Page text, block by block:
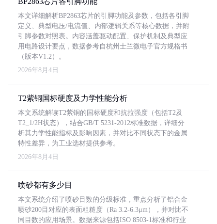
本文详细解析BP2863芯片的引脚功能及参数，包括各引脚
定义、典型电压/电流值、内部逻辑关系等核心数据，并附
引脚参数对照表。内容涵盖驱动配置、保护机制及典型应
用电路设计要点，数据参考自杭州士兰微电子官方规格书
（版本V1.2）。
2026年8月4日
T2紫铜国标硬度及力学性能分析
本文系统解读T2紫铜的国标硬度和抗拉强度（包括T2及
T2_1/2H状态），结合GB/T 5231-2012标准数据，详细分
析其力学性能指标及影响因素，并对比不同状态下的金属
特性差异，为工业选材提供参考。
2026年8月4日
喷砂都有多少目
本文系统介绍了喷砂目数的分级标准，重点分析了铝合金
喷砂200目对应的表面粗糙度（Ra 3.2-6.3μm），并对比不
同目数的应用场景。数据来源包括ISO 8503-1标准和行业